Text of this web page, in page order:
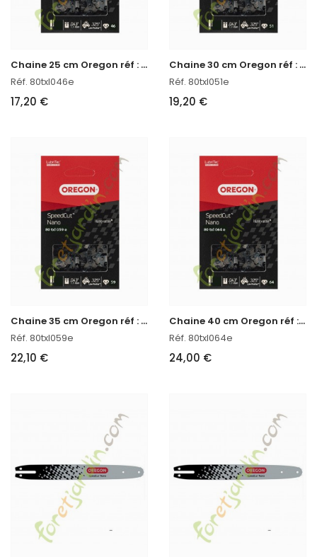
C
haine 25 cm Oregon réf : 80TXL046E
Réf. 80txl046e
17,20 €
C
haine 30 cm Oregon réf : 80TXL051E
Réf. 80txl051e
19,20 €
C
haine 35 cm Oregon réf : 80TXL059E
Réf. 80txl059e
22,10 €
C
haine 40 cm Oregon réf : 80TXL064E
Réf. 80txl064e
24,00 €